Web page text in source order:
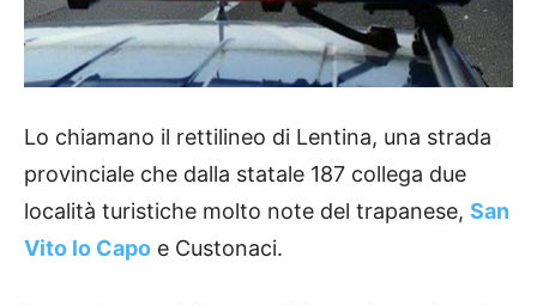
Lo chiamano il rettilineo di Lentina, una strada
provinciale che dalla statale 187 collega due
località turistiche molto note del trapanese, San
Vito lo Capo e Custonaci.